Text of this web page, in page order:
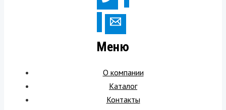
Меню
О компании
Каталог
Контакты